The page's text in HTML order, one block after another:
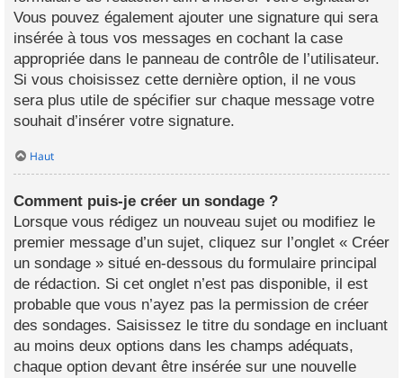
Vous pouvez également ajouter une signature qui sera
insérée à tous vos messages en cochant la case
appropriée dans le panneau de contrôle de l’utilisateur.
Si vous choisissez cette dernière option, il ne vous
sera plus utile de spécifier sur chaque message votre
souhait d’insérer votre signature.
Haut
Comment puis-je créer un sondage ?
Lorsque vous rédigez un nouveau sujet ou modifiez le
premier message d’un sujet, cliquez sur l’onglet « Créer
un sondage » situé en-dessous du formulaire principal
de rédaction. Si cet onglet n’est pas disponible, il est
probable que vous n’ayez pas la permission de créer
des sondages. Saisissez le titre du sondage en incluant
au moins deux options dans les champs adéquats,
chaque option devant être insérée sur une nouvelle